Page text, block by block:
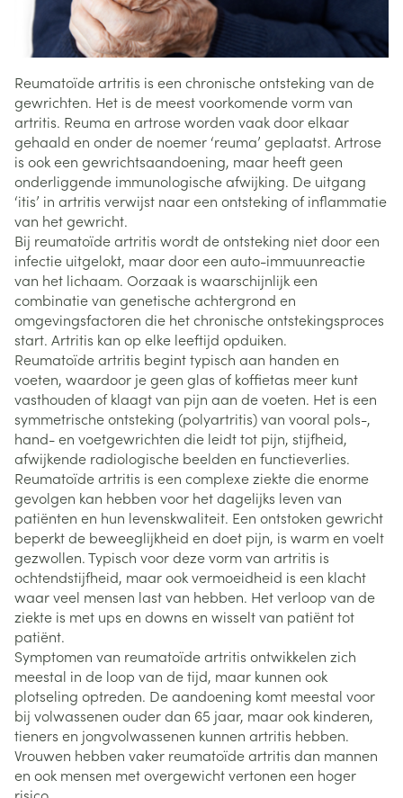
Reumatoïde artritis is een chronische ontsteking van de
gewrichten. Het is de meest voorkomende vorm van
artritis. Reuma en artrose worden vaak door elkaar
gehaald en onder de noemer ‘reuma’ geplaatst. Artrose
is ook een gewrichtsaandoening, maar heeft geen
onderliggende immunologische afwijking. De uitgang
‘itis’ in artritis verwijst naar een ontsteking of inflammatie
van het gewricht.
Bij reumatoïde artritis wordt de ontsteking niet door een
infectie uitgelokt, maar door een auto-immuunreactie
van het lichaam. Oorzaak is waarschijnlijk een
combinatie van genetische achtergrond en
omgevingsfactoren die het chronische ontstekingsproces
start. Artritis kan op elke leeftijd opduiken.
Reumatoïde artritis begint typisch aan handen en
voeten, waardoor je geen glas of koffietas meer kunt
vasthouden of klaagt van pijn aan de voeten. Het is een
symmetrische ontsteking (polyartritis) van vooral pols-,
hand- en voetgewrichten die leidt tot pijn, stijfheid,
afwijkende radiologische beelden en functieverlies.
Reumatoïde artritis is een complexe ziekte die enorme
gevolgen kan hebben voor het dagelijks leven van
patiënten en hun levenskwaliteit. Een ontstoken gewricht
beperkt de beweeglijkheid en doet pijn, is warm en voelt
gezwollen. Typisch voor deze vorm van artritis is
ochtendstijfheid, maar ook vermoeidheid is een klacht
waar veel mensen last van hebben. Het verloop van de
ziekte is met ups en downs en wisselt van patiënt tot
patiënt.
Symptomen van reumatoïde artritis ontwikkelen zich
meestal in de loop van de tijd, maar kunnen ook
plotseling optreden. De aandoening komt meestal voor
bij volwassenen ouder dan 65 jaar, maar ook kinderen,
tieners en jongvolwassenen kunnen artritis hebben.
Vrouwen hebben vaker reumatoïde artritis dan mannen
en ook mensen met overgewicht vertonen een hoger